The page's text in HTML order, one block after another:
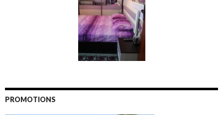
PROMOTIONS